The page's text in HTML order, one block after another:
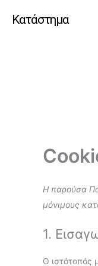
στοΚατάστημα
Η παρούσα
μόνιμους
1.
Ο ιστότοπός